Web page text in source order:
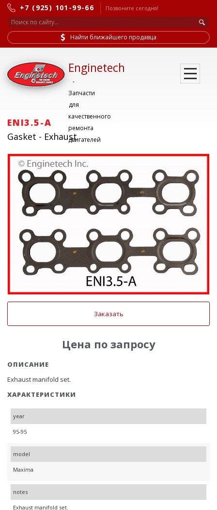
+7 (925) 101-99-66 Позвоните сегодня!
Найти ближайшего продавца
Enginetech
-
Запчасти
для
качественного
ремонта
двигателей
ENI3.5-A
Gasket - Exhaust
Заказать
Цена по запросу
ОПИСАНИЕ
Exhaust manifold set.
ХАРАКТЕРИСТИКИ
year
95-95
model
Maxima
notes
Exhaust manifold set.